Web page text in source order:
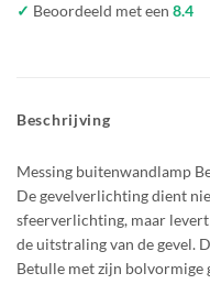
✓ Beoordeeld met een 8.4
Beschrijving
Messing buitenwandlamp
De gevelverlichting dient
sfeerverlichting, maar
de uitstraling van de gevel.
Betulle met zijn bolvormige